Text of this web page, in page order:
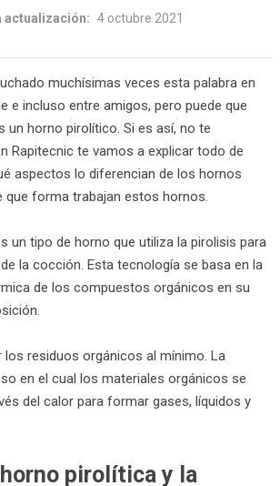
actualización: 4 octubre 2021
muchísimas veces esta palabra en
e incluso entre amigos, pero puede que
un horno pirolítico. Si es así, no te
Rapitecnic te vamos a explicar todo de
aspectos lo diferencian de los hornos
que forma trabajan estos hornos.
un tipo de horno que utiliza la pirolisis para
la cocción. Esta tecnología se basa en la
de los compuestos orgánicos en su
los residuos orgánicos al mínimo. La
en el cual los materiales orgánicos se
del calor para formar gases, líquidos y
pirolítica y la